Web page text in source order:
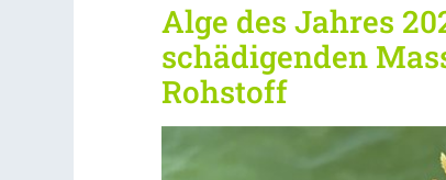
Alge des Jahres
schädigenden
Rohstoff